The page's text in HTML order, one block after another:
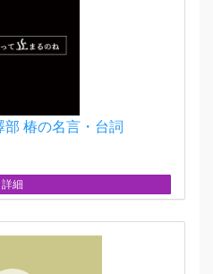
部 椿の名言・台詞
詳細